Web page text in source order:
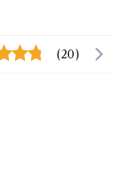
(20)